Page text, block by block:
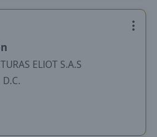
ELIOT S.A.S